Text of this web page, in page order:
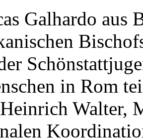
Galhardo aus
in Rom
Walter,